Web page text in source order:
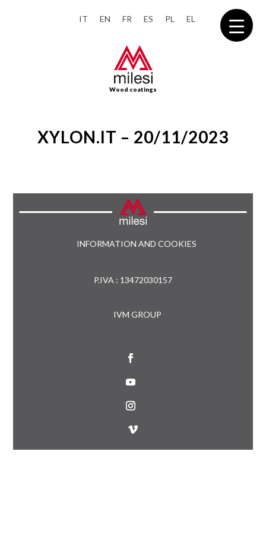
IT EN FR ES PL EL
Wood coatings
XYLON.IT – 20/11/2023
INFORMATION AND COOKIES
P.IVA : 13472030157
IVM GROUP